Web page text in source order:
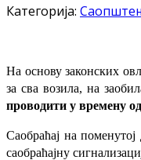
Категорија:
На основу законских
за сва возила, на
проводити у времену
Саобраћај на
саобраћајну